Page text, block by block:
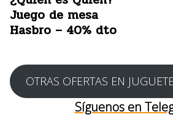
Juego de mesa
Hasbro – 40% dto
OTRAS OFERTAS EN
Síguenos en